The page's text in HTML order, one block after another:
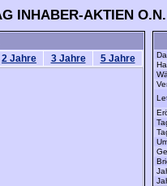
INHABER-AKTIEN O.N.
2 Jahre 3 Jahre 5 Jahre